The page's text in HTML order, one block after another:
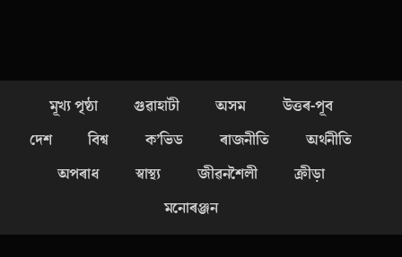
মূখ্য পৃষ্ঠা গুৱাহাটী অসম
উত্তৰ-পূব
দেশ
বিশ্ব ক’ভিড ৰাজনীতি
অৰ্থনীতি
অপৰাধ
স্বাস্থ্য জীৱনশৈলী
ক্ৰীড়া
মনোৰঞ্জন